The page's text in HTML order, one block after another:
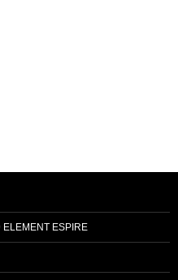
ESPIRE